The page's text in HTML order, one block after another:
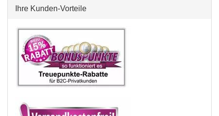
Ihre Kunden-Vorteile